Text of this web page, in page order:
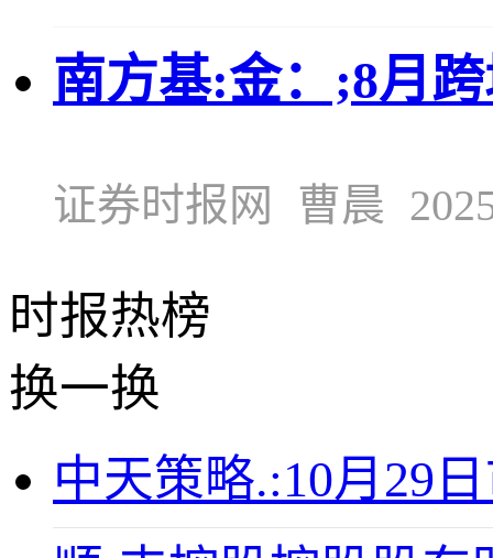
南方基:金：;8月
证券时报网 曹晨
时报热榜
换一换
中天策略.:10月29